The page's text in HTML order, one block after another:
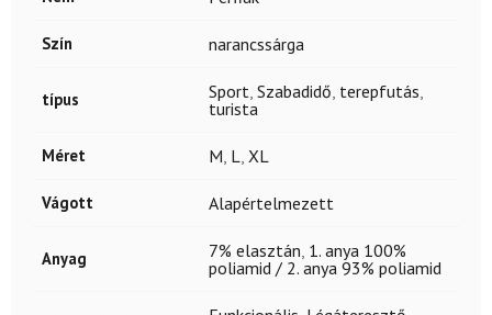
Szín narancssárga
típus Sport Szabadidő terepfutás
turista
Méret M L XL
Vágott Alapértelmezett
Anyag 7% elasztán 1. anya 100%
poliamid / 2. anya 93% poliamid